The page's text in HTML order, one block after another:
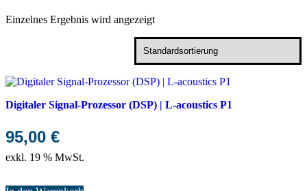
Einzelnes Ergebnis wird angezeigt
Digitaler Signal-Prozessor (DSP) | L-acoustics P1
95,00 €
exkl. 19 % MwSt.